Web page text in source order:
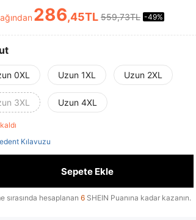
AND AVAILABILITY
286,45TL 559,73TL -49%
0XL Uzun 1XL Uzun 2XL
3XL Uzun 4XL
Kılavuzu
Sepete Ekle
sırasında hesaplanan 6 SHEIN Puanına kadar kazanın.